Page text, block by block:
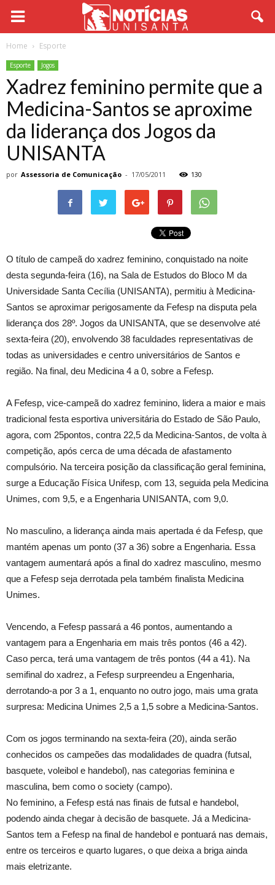
Home Esporte
Esporte Jogos
Xadrez feminino permite que a
Medicina-Santos se aproxime
da liderança dos Jogos da
UNISANTA
por Assessoria de Comunicação - 17/05/2011 130
O título de campeã do xadrez feminino, conquistado na noite
desta segunda-feira (16), na Sala de Estudos do Bloco M da
Universidade Santa Cecília (UNISANTA), permitiu à Medicina-
Santos se aproximar perigosamente da Fefesp na disputa pela
liderança dos 28º. Jogos da UNISANTA, que se desenvolve até
sexta-feira (20), envolvendo 38 faculdades representativas de
todas as universidades e centro universitários de Santos e
região. Na final, deu Medicina 4 a 0, sobre a Fefesp.
A Fefesp, vice-campeã do xadrez feminino, lidera a maior e mais
tradicional festa esportiva universitária do Estado de São Paulo,
agora, com 25pontos, contra 22,5 da Medicina-Santos, de volta à
competição, após cerca de uma década de afastamento
compulsório. Na terceira posição da classificação geral feminina,
surge a Educação Física Unifesp, com 13, seguida pela Medicina
Unimes, com 9,5, e a Engenharia UNISANTA, com 9,0.
No masculino, a liderança ainda mais apertada é da Fefesp, que
mantém apenas um ponto (37 a 36) sobre a Engenharia. Essa
vantagem aumentará após a final do xadrez masculino, mesmo
que a Fefesp seja derrotada pela também finalista Medicina
Unimes.
Vencendo, a Fefesp passará a 46 pontos, aumentando a
vantagem para a Engenharia em mais três pontos (46 a 42).
Caso perca, terá uma vantagem de três pontos (44 a 41). Na
semifinal do xadrez, a Fefesp surpreendeu a Engenharia,
derrotando-a por 3 a 1, enquanto no outro jogo, mais uma grata
surpresa: Medicina Unimes 2,5 a 1,5 sobre a Medicina-Santos.
Com os jogos terminando na sexta-feira (20), ainda serão
conhecidos os campeões das modalidades de quadra (futsal,
basquete, voleibol e handebol), nas categorias feminina e
masculina, bem como o society (campo).
No feminino, a Fefesp está nas finais de futsal e handebol,
podendo ainda chegar à decisão de basquete. Já a Medicina-
Santos tem a Fefesp na final de handebol e pontuará nas demais,
entre os terceiros e quarto lugares, o que deixa a briga ainda
mais eletrizante.